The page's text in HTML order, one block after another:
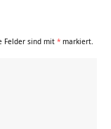
Felder sind mit * markiert.